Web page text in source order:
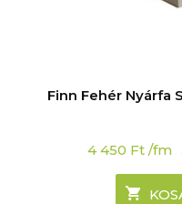
Finn Fehér Nyárfa
4 450 Ft /fm